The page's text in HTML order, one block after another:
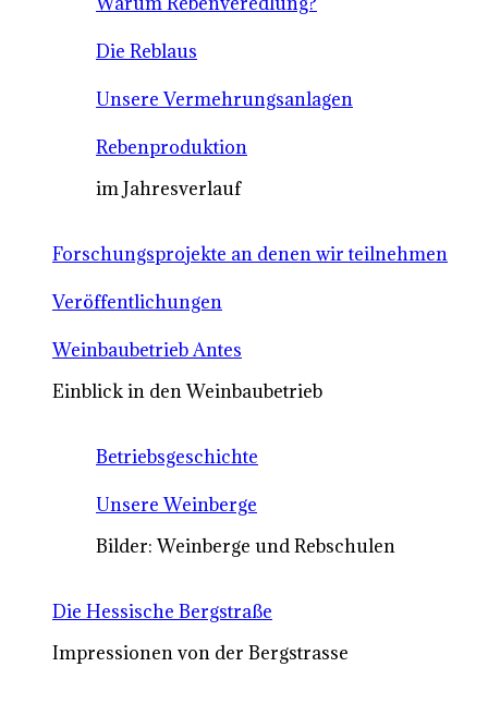
Die Reblaus
Unsere Vermehrungsanlagen
Rebenproduktion
im Jahresverlauf
Forschungsprojekte an denen wir teilnehmen
Veröffentlichungen
Weinbaubetrieb Antes
Einblick in den Weinbaubetrieb
Betriebsgeschichte
Unsere Weinberge
Bilder: Weinberge und Rebschulen
Die Hessische Bergstraße
Impressionen von der Bergstrasse